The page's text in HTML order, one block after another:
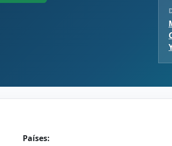
Países: